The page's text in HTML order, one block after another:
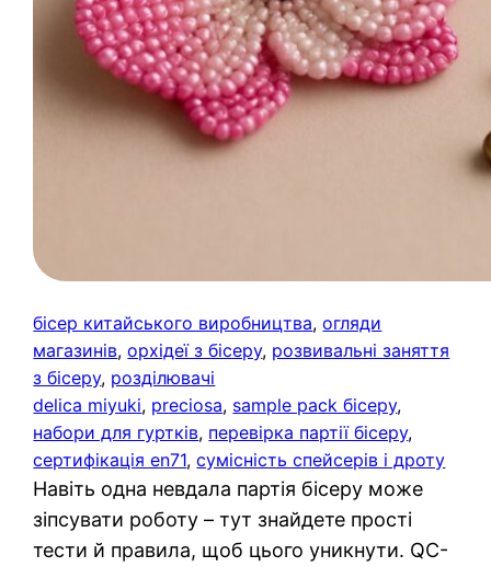
бісер китайського виробництва, огляди
магазинів, орхідеї з бісеру, розвивальні заняття
з бісеру, розділювачі
delica miyuki, preciosa, sample pack бісеру
набори для гуртків, перевірка партії бісеру
сертифікація en71, сумісність спейсерів і дроту
Навіть одна невдала партія бісеру може
зіпсувати роботу – тут знайдете прості
тести й правила, щоб цього уникнути. QC-